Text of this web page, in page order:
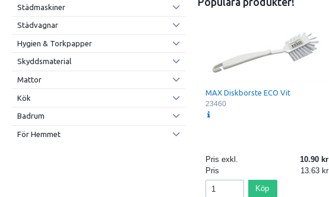
Städmaskiner
Städvagnar
Hygien & Torkpapper
Skyddsmaterial
Mattor
Kök
Badrum
För Hemmet
Populära produkter!
MAX Diskborste ECO Vit
23460
Pris exkl.
10.90
Pris
13.63
Köp